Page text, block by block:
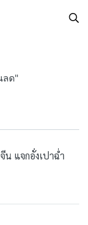
ลด"
แจกอั่งเปาฉ่ำ